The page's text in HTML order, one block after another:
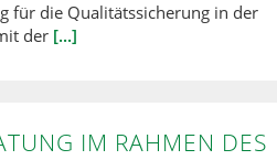
für die Qualitätssicherung in der
der [...]
IM RAHMEN DES